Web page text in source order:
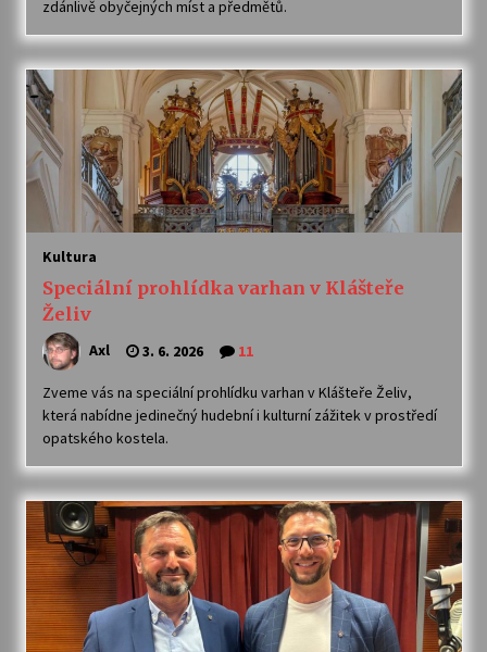
Votavžatský ploty
23. 7. 2026
Letní koncerty ve Stromovce: Rufus Miller
22. 7. 2026
Za kulturou kousek za Humpolec. V Želivě ožije
Varhanní recitál Michala Novenka v Klášteře
Želiv
3. 7. 2026
Petr Adamec – Malovaný svět
zdánlivě obyčejných míst a předmětů.
Kultura
Speciální prohlídka varhan v Klášteře
Želiv
Axl 3. 6. 2026 11
Zveme vás na speciální prohlídku varhan v Klášteře Želiv,
která nabídne jedinečný hudební i kulturní zážitek v prostředí
opatského kostela.